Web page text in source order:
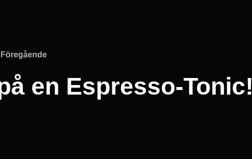
Föregående
Föregående
en Espresso-Tonic!